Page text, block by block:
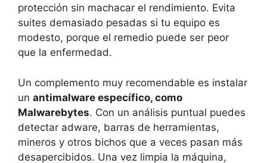
protección sin machacar el rendimiento. Evita
suites demasiado pesadas si tu equipo es
modesto, porque el remedio puede ser peor
que la enfermedad.
Un complemento muy recomendable es instalar
un antimalware específico, como
Malwarebytes. Con un análisis puntual puedes
detectar adware, barras de herramientas,
mineros y otros bichos que a veces pasan más
desapercibidos. Una vez limpia la máquina,